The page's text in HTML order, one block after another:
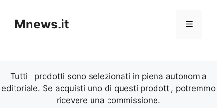
contenuto
Mnews.it Menu
Tutti i prodotti sono selezionati in piena autonomia
editoriale. Se acquisti uno di questi prodotti, potremmo
ricevere una commissione.